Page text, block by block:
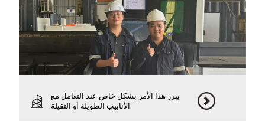
يبرز هذا الأمر بشكل خاص عند التعامل مع
الأنابيب الطويلة أو الثقيلة.